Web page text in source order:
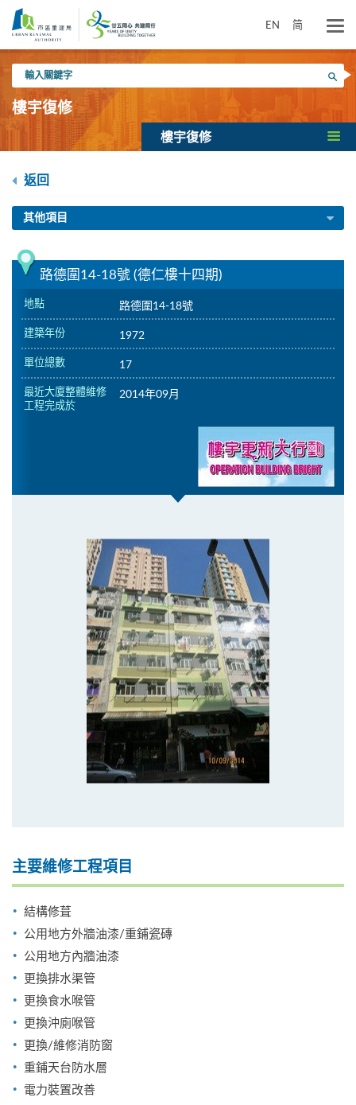
內
EN 简
入
關
鍵
搜尋
樓宇復修
樓宇復修
返回
其他項目
路德圍14-18號 (德仁樓十四期)
地點 路德圍14-18號
建築年份 1972
單位總數 17
最近大廈整體維修
工程完成於
2014年09月
主要維修工程項目
結構修葺
公用地方外牆油漆/重鋪瓷磚
公用地方內牆油漆
更換排水渠管
更換食水喉管
更換沖廁喉管
更換/維修消防窗
重鋪天台防水層
電力裝置改善